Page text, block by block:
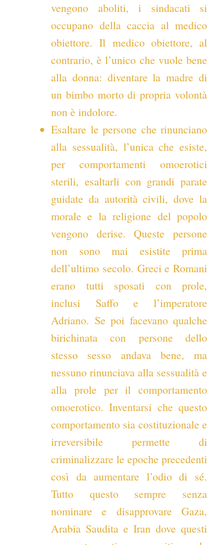
vengono aboliti, i sindacati si
occupano della caccia al medico
obiettore. Il medico obiettore, al
contrario, è l’unico che vuole bene
alla donna: diventare la madre di
un bimbo morto di propria volontà
non è indolore.
Esaltare le persone che rinunciano
alla sessualità, l’unica che esiste,
per comportamenti omoerotici
sterili, esaltarli con grandi parate
guidate da autorità civili, dove la
morale e la religione del popolo
vengono derise. Queste persone
non sono mai esistite prima
dell’ultimo secolo. Greci e Romani
erano tutti sposati con prole,
inclusi Saffo e l’imperatore
Adriano. Se poi facevano qualche
birichinata con persone dello
stesso sesso andava bene, ma
nessuno rinunciava alla sessualità e
alla prole per il comportamento
omoerotico. Inventarsi che questo
comportamento sia costituzionale e
irreversibile permette di
criminalizzare le epoche precedenti
così da aumentare l’odio di sé.
Tutto questo sempre senza
nominare e disapprovare Gaza,
Arabia Saudita e Iran dove questi